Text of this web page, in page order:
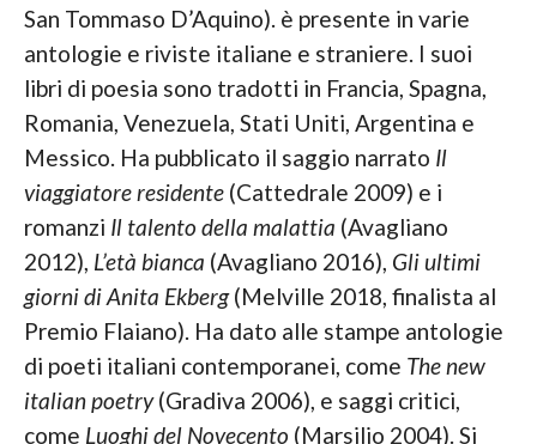
San Tommaso D’Aquino). è presente in varie
antologie e riviste italiane e straniere. I suoi
libri di poesia sono tradotti in Francia, Spagna,
Romania, Venezuela, Stati Uniti, Argentina e
Messico. Ha pubblicato il saggio narrato Il
viaggiatore residente (Cattedrale 2009) e i
romanzi Il talento della malattia (Avagliano
2012), L’età bianca (Avagliano 2016), Gli ultimi
giorni di Anita Ekberg(Melville 2018, finalista al
Premio Flaiano). Ha dato alle stampe antologie
di poeti italiani contemporanei, come The new
italian poetry(Gradiva 2006), e saggi critici,
come Luoghi del Novecento (Marsilio 2004). Si